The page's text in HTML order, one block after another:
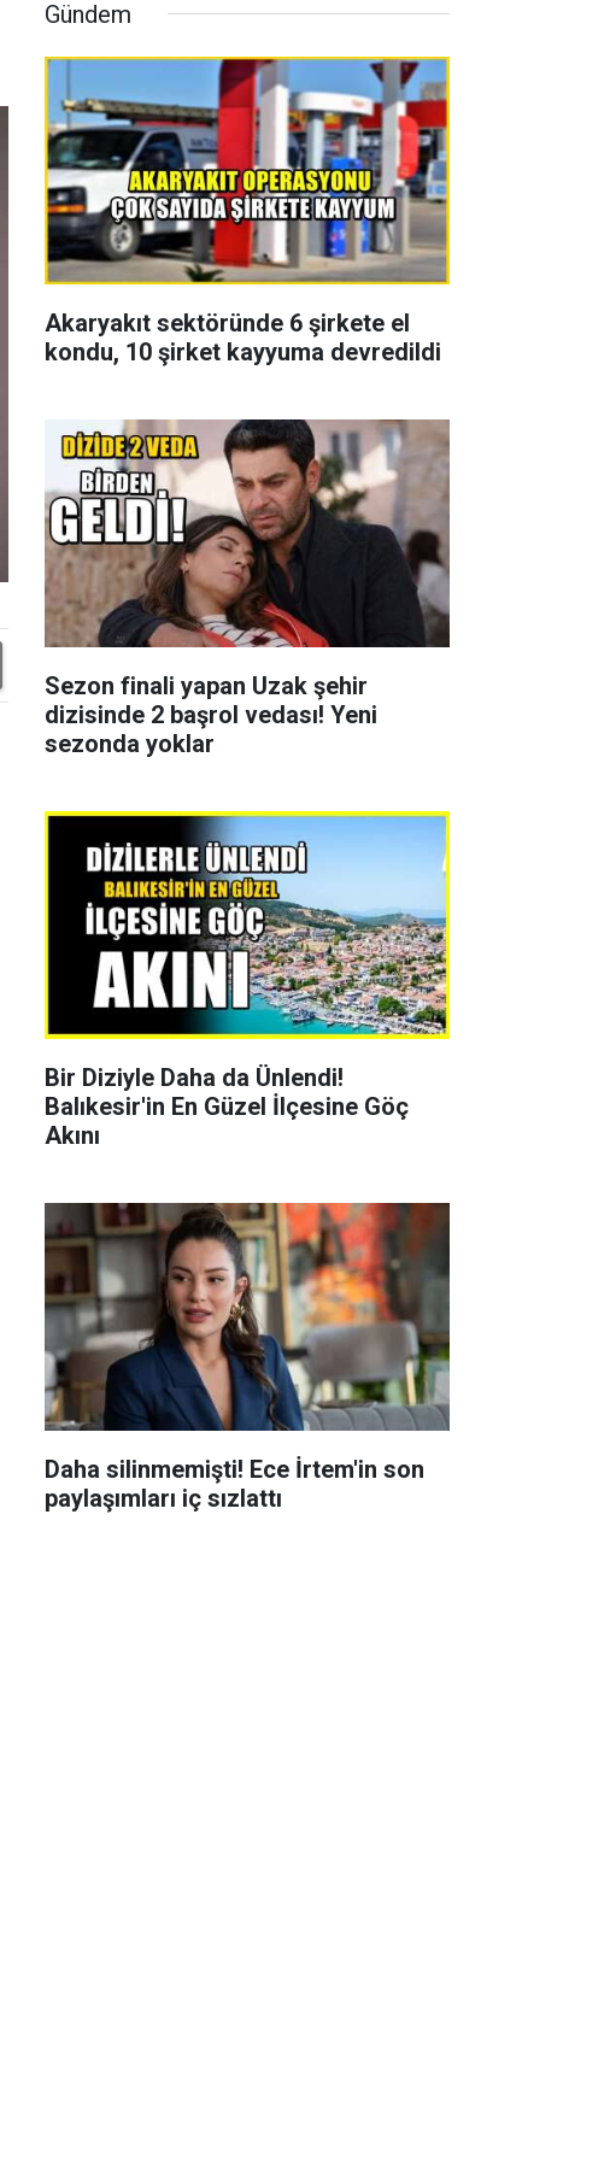
Gündem
Akaryakıt sektöründe 6 şirkete el
kondu, 10 şirket kayyuma devredildi
Sezon finali yapan Uzak şehir
dizisinde 2 başrol vedası! Yeni
sezonda yoklar
Bir Diziyle Daha da Ünlendi!
Balıkesir'in En Güzel İlçesine Göç
Akını
Daha silinmemişti! Ece İrtem'in son
paylaşımları iç sızlattı